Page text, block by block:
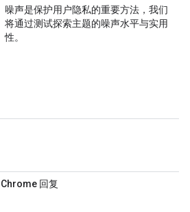
噪声是保护用户隐私的重要方法，我们
将通过测试探索主题的噪声水平与实用
性。
Chrome 回复